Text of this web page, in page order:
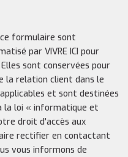
formulaire sont
par VIVRE ICI pour
sont conservées pour
la relation client dans le
et sont destinées
la loi « informatique et
droit d'accès aux
rectifier en contactant
vous informons de